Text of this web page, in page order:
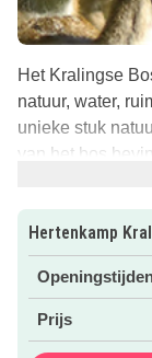
Het Kralingse
natuur, water,
unieke stuk
van het bos
en pauwen
In de buurt van
voorlichting en
de volières.
Meer informatie
Hertenkamp
Prijs